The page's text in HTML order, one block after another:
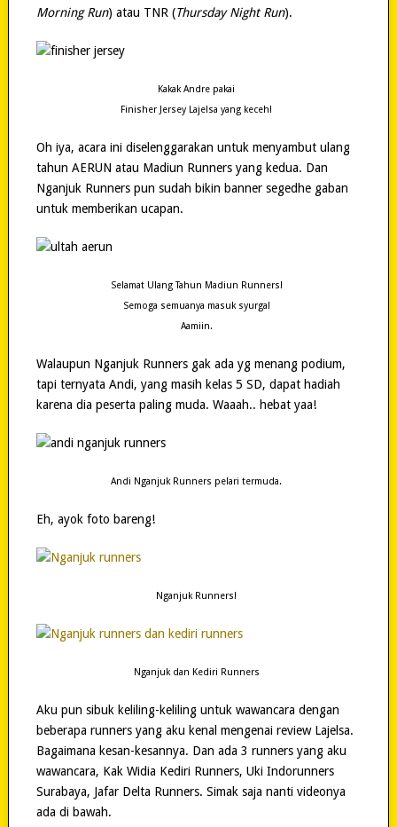
Morning Run) atau TNR (Thursday Night Run).
Kakak Andre pakai
Finisher Jersey Lajelsa yang keceh!
Oh iya, acara ini diselenggarakan untuk menyambut ulang
tahun AERUN atau Madiun Runners yang kedua. Dan
Nganjuk Runners pun sudah bikin banner segedhe gaban
untuk memberikan ucapan.
Selamat Ulang Tahun Madiun Runners!
Semoga semuanya masuk syurga!
Aamiin.
Walaupun Nganjuk Runners gak ada yg menang podium,
tapi ternyata Andi, yang masih kelas 5 SD, dapat hadiah
karena dia peserta paling muda. Waaah.. hebat yaa!
Andi Nganjuk Runners pelari termuda.
Eh, ayok foto bareng!
Nganjuk Runners!
Nganjuk dan Kediri Runners
Aku pun sibuk keliling-keliling untuk wawancara dengan
beberapa runners yang aku kenal mengenai review Lajelsa.
Bagaimana kesan-kesannya. Dan ada 3 runners yang aku
wawancara, Kak Widia Kediri Runners, Uki Indorunners
Surabaya, Jafar Delta Runners. Simak saja nanti videonya
ada di bawah.